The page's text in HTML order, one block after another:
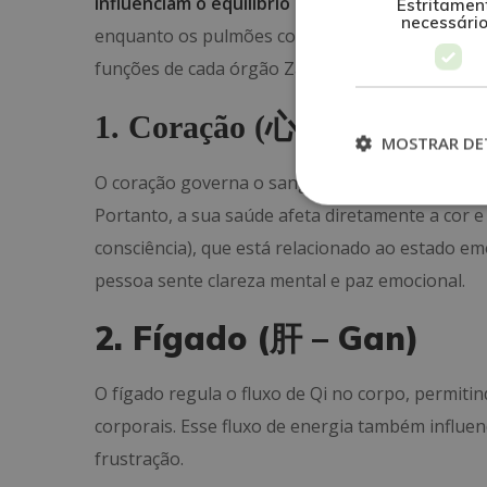
enquanto os pulmões controlam a respiração e
funções de cada órgão Zang.
1. Coração (心 – Xin)
O coração governa o sangue e os vasos
Portanto, a sua saúde afeta diretamente a cor
consciência), que está relacionado ao estado
pessoa sente clareza mental e paz emocional.
2. Fígado (肝 – Gan)
O fígado regula o fluxo de Qi no corpo,
corporais. Esse fluxo de energia também
frustração.
MOSTRAR